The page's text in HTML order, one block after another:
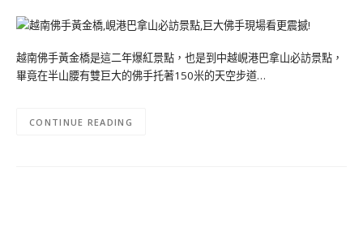
越南佛手黃金橋是這二年爆紅景點，也是到中越峴港巴拿山必訪景點，
畢竟在半山腰有雙巨大的佛手托著150米的天空步道…
CONTINUE READING